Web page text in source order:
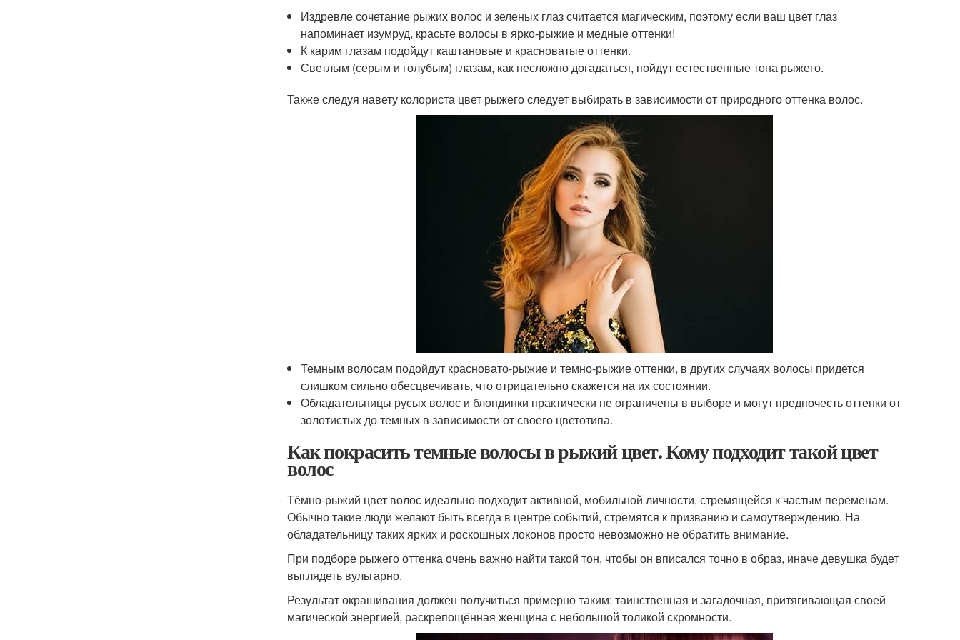
Издревле сочетание рыжих волос и зеленых глаз считается магическим, поэтому если ваш цвет глаз
напоминает изумруд, красьте волосы в ярко-рыжие и медные оттенки!
К карим глазам подойдут каштановые и красноватые оттенки.
Светлым (серым и голубым) глазам, как несложно догадаться, пойдут естественные тона рыжего.
Также следуя навету колориста цвет рыжего следует выбирать в зависимости от природного оттенка волос.
Темным волосам подойдут красновато-рыжие и темно-рыжие оттенки, в других случаях волосы придется
слишком сильно обесцвечивать, что отрицательно скажется на их состоянии.
Обладательницы русых волос и блондинки практически не ограничены в выборе и могут предпочесть оттенки от
золотистых до темных в зависимости от своего цветотипа.
Как покрасить темные волосы в рыжий цвет. Кому подходит такой цвет
волос
Тёмно-рыжий цвет волос идеально подходит активной, мобильной личности, стремящейся к частым переменам.
Обычно такие люди желают быть всегда в центре событий, стремятся к призванию и самоутверждению. На
обладательницу таких ярких и роскошных локонов просто невозможно не обратить внимание.
При подборе рыжего оттенка очень важно найти такой тон, чтобы он вписался точно в образ, иначе девушка будет
выглядеть вульгарно.
Результат окрашивания должен получиться примерно таким: таинственная и загадочная, притягивающая своей
магической энергией, раскрепощённая женщина с небольшой толикой скромности.